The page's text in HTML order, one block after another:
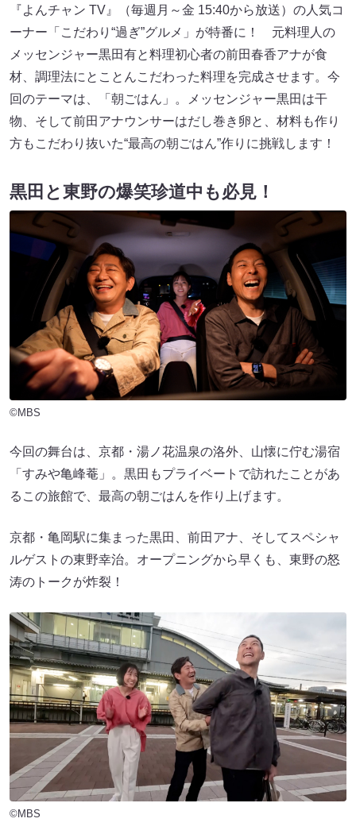
『よんチャン TV』（毎週月～金 15:40から放送）の人気コ
ーナー「こだわり“過ぎ”グルメ」が特番に！ 元料理人の
メッセンジャー黒田有と料理初心者の前田春香アナが食
材、調理法にとことんこだわった料理を完成させます。今
回のテーマは、「朝ごはん」。メッセンジャー黒田は干
物、そして前田アナウンサーはだし巻き卵と、材料も作り
方もこだわり抜いた“最高の朝ごはん”作りに挑戦します！
黒田と東野の爆笑珍道中も必見！
©MBS
今回の舞台は、京都・湯ノ花温泉の洛外、山懐に佇む湯宿
「すみや亀峰菴」。黒田もプライベートで訪れたことがあ
るこの旅館で、最高の朝ごはんを作り上げます。
京都・亀岡駅に集まった黒田、前田アナ、そしてスペシャ
ルゲストの東野幸治。オープニングから早くも、東野の怒
涛のトークが炸裂！
©MBS